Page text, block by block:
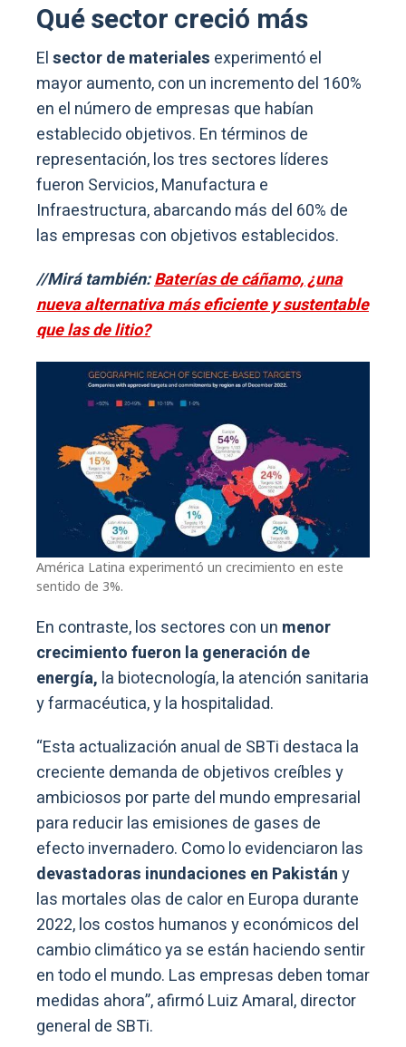
Qué sector creció más
Elsector de materiales experimentó el
mayor aumento, con un incremento del 160%
en el número de empresas que habían
establecido objetivos. En términos de
representación, los tres sectores líderes
fueron Servicios, Manufactura e
Infraestructura, abarcando más del 60% de
las empresas con objetivos establecidos.
//Mirá también:Baterías de cáñamo, ¿una
nueva alternativa más eficiente y sustentable
que las de litio?
América Latina experimentó un crecimiento en este
sentido de 3%.
En contraste, los sectores con un menor
crecimiento fueron la generación de
energía, la biotecnología, la atención sanitaria
y farmacéutica, y la hospitalidad.
“Esta actualización anual de SBTi destaca la
creciente demanda de objetivos creíbles y
ambiciosos por parte del mundo empresarial
para reducir las emisiones de gases de
efecto invernadero. Como lo evidenciaron las
devastadoras inundaciones en Pakistány
las mortales olas de calor en Europa durante
2022, los costos humanos y económicos del
cambio climático ya se están haciendo sentir
en todo el mundo. Las empresas deben tomar
medidas ahora”, afirmó Luiz Amaral, director
general de SBTi.